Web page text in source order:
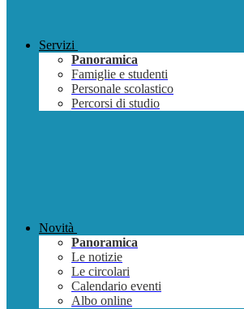
Servizi
Panoramica
Famiglie e studenti
Personale scolastico
Percorsi di studio
Novità
Panoramica
Le notizie
Le circolari
Calendario eventi
Albo online